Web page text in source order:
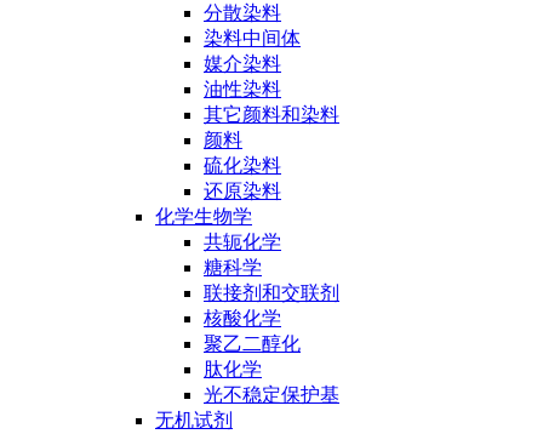
分散染料
染料中间体
媒介染料
油性染料
其它颜料和染料
颜料
硫化染料
还原染料
化学生物学
共轭化学
糖科学
联接剂和交联剂
核酸化学
聚乙二醇化
肽化学
光不稳定保护基
无机试剂